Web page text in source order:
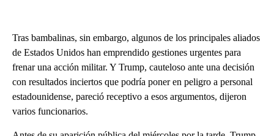
Tras bambalinas, sin embargo, algunos de los principales aliados
de Estados Unidos han emprendido gestiones urgentes para
frenar una acción militar. Y Trump, cauteloso ante una decisión
con resultados inciertos que podría poner en peligro a personal
estadounidense, pareció receptivo a esos argumentos, dijeron
varios funcionarios.